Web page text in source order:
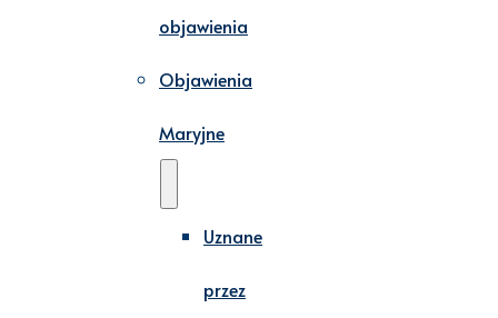
objawienia
Objawienia
Maryjne
Uznane
przez